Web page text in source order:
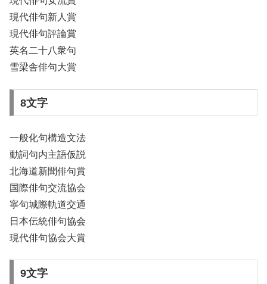
現代俳句新人賞
現代俳句評論賞
英名二十八衆句
雪梁舎俳句大賞
8文字
一般化句構造文法
動詞句内主語仮説
北海道新聞俳句賞
国際俳句交流協会
寧句城際軌道交通
日本伝統俳句協会
現代俳句協会大賞
9文字